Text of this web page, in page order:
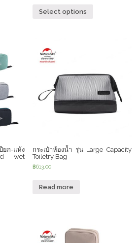
Select options
ยก-แห้ง
wet
กระเป๋าห้องน้ำ รุ่น Large Capacity
Toiletry Bag
฿613.00
Read more